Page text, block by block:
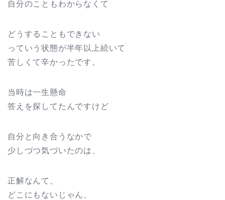
自分のこともわからなくて
どうすることもできない
っていう状態が半年以上続いて
苦しくて辛かったです。
当時は一生懸命
答えを探してたんですけど
自分と向き合うなかで
少しづつ気づいたのは、
正解なんて、
どこにもないじゃん、